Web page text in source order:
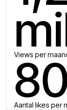
Views per
Aantal likes per